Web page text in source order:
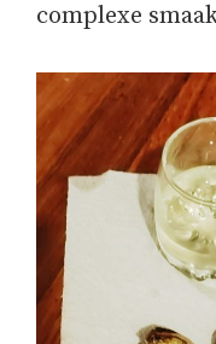
complexe